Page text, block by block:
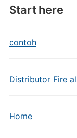
Start here
contoh
Distributor Fire
Home